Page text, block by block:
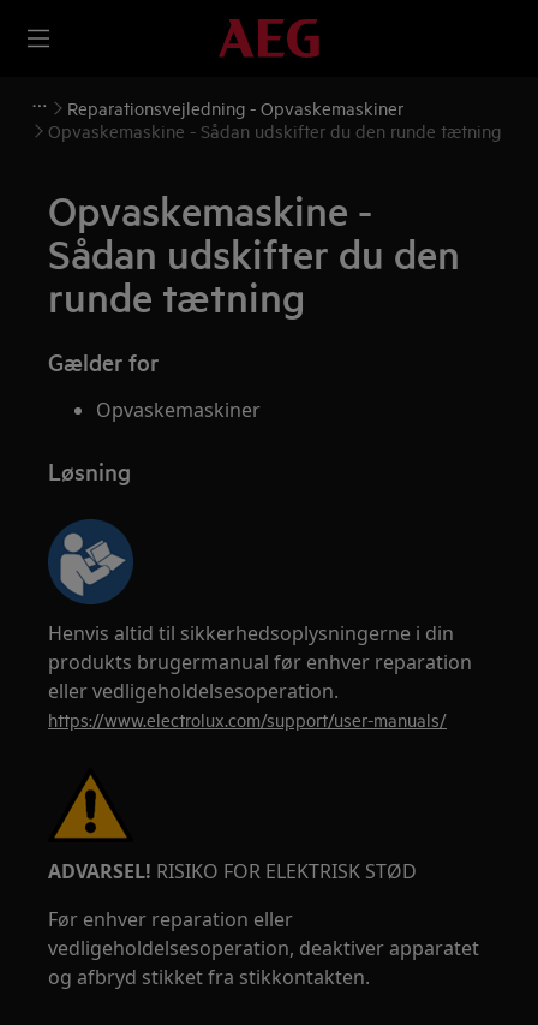
Reparationsvejledning - Opvaskemaskiner
Opvaskemaskine - Sådan udskifter du den runde tætning
Opvaskemaskine -
Sådan udskifter du den
runde tætning
Gælder for
Opvaskemaskiner
Løsning
Henvis altid til sikkerhedsoplysningerne i din
produkts brugermanual før enhver reparation
eller vedligeholdelsesoperation.
https://www.electrolux.com/support/user-manuals/
ADVARSEL! RISIKO FOR ELEKTRISK STØD
Før enhver reparation eller
vedligeholdelsesoperation, deaktiver apparatet
og afbryd stikket fra stikkontakten.